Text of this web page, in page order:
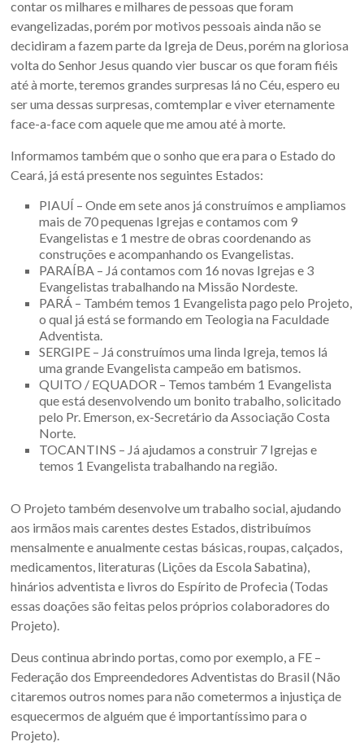
contar os milhares e milhares de pessoas que foram
evangelizadas, porém por motivos pessoais ainda não se
decidiram a fazem parte da Igreja de Deus, porém na gloriosa
volta do Senhor Jesus quando vier buscar os que foram fiéis
até à morte, teremos grandes surpresas lá no Céu, espero eu
ser uma dessas surpresas, comtemplar e viver eternamente
face-a-face com aquele que me amou até à morte.
Informamos também que o sonho que era para o Estado do
Ceará, já está presente nos seguintes Estados:
PIAUÍ – Onde em sete anos já construímos e ampliamos
mais de 70 pequenas Igrejas e contamos com 9
Evangelistas e 1 mestre de obras coordenando as
construções e acompanhando os Evangelistas.
PARAÍBA – Já contamos com 16 novas Igrejas e 3
Evangelistas trabalhando na Missão Nordeste.
PARÁ – Também temos 1 Evangelista pago pelo Projeto,
o qual já está se formando em Teologia na Faculdade
Adventista.
SERGIPE – Já construímos uma linda Igreja, temos lá
uma grande Evangelista campeão em batismos.
QUITO / EQUADOR – Temos também 1 Evangelista
que está desenvolvendo um bonito trabalho, solicitado
pelo Pr. Emerson, ex-Secretário da Associação Costa
Norte.
TOCANTINS – Já ajudamos a construir 7 Igrejas e
temos 1 Evangelista trabalhando na região.
O Projeto também desenvolve um trabalho social, ajudando
aos irmãos mais carentes destes Estados, distribuímos
mensalmente e anualmente cestas básicas, roupas, calçados,
medicamentos, literaturas (Lições da Escola Sabatina),
hinários adventista e livros do Espírito de Profecia (Todas
essas doações são feitas pelos próprios colaboradores do
Projeto).
Deus continua abrindo portas, como por exemplo, a FE –
Federação dos Empreendedores Adventistas do Brasil (Não
citaremos outros nomes para não cometermos a injustiça de
esquecermos de alguém que é importantíssimo para o
Projeto).